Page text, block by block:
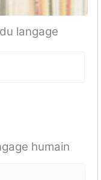
langage
humain